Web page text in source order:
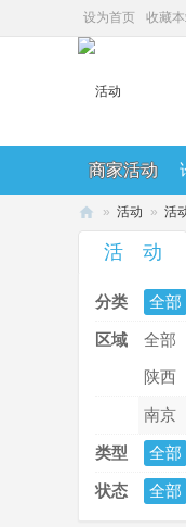
设为首页 收藏
商家活动
» 活动 » 活
活 动
分类 全部
区域 全部
陕西
南京
类型 全部
状态 全部